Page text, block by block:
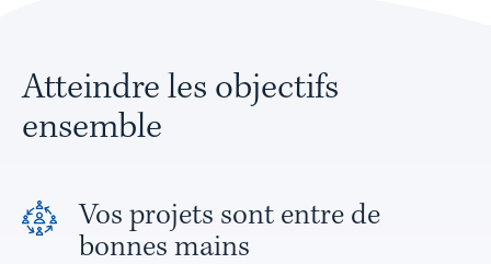
Atteindre les objectifs
ensemble
Vos projets sont entre de
bonnes mains